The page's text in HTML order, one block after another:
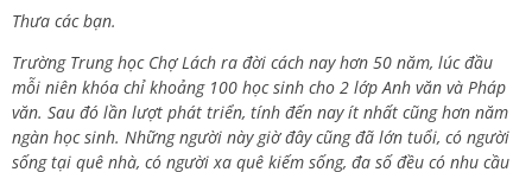
Thưa các bạn.
Trường Trung học Chợ Lách ra đời cách nay hơn 50 năm, lúc đầu
mỗi niên khóa chỉ khoảng 100 học sinh cho 2 lớp Anh văn và Pháp
văn. Sau đó lần lượt phát triển, tính đến nay ít nhất cũng hơn năm
ngàn học sinh. Những người này giờ đây cũng đã lớn tuổi, có người
sống tại quê nhà, có người xa quê kiếm sống, đa số đều có nhu cầu